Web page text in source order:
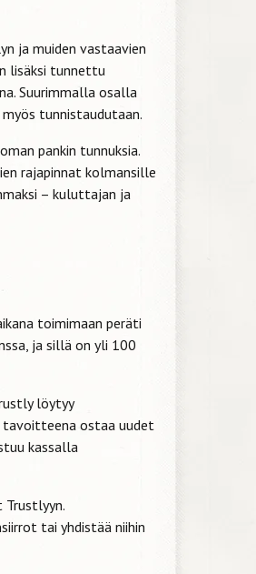
ja muiden vastaavien
lisäksi tunnettu
Suurimmalla osalla
tunnistaudutaan.
pankin tunnuksia.
rajapinnat kolmansille
– kuluttajan ja
toimimaan peräti
ja sillä on yli 100
löytyy
tavoitteena ostaa uudet
kassalla
tai yhdistää niihin